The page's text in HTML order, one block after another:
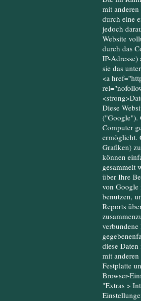
mit
durch eine
jedoch
Website
durch das
IP-
sie das
<a
Diese
("Google").
Computer
ermöglicht.
Grafiken)
können
gesammelt
über Ihre
von Google
benutzen,
Reports
diese
mit
Festplatte
Browser-
"Extras >